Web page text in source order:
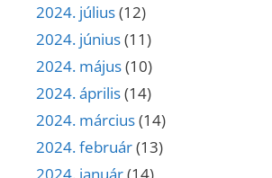
2024. július(12)
2024. június(11)
2024. május(10)
2024. április(14)
2024. március(14)
2024. február(13)
2024. január(14)